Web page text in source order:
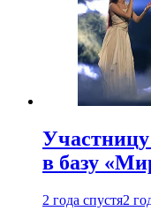
в базу
2 года спустя2